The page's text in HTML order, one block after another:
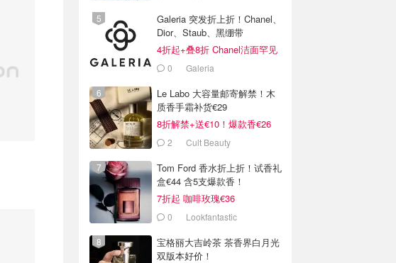
Galeria 突发折上折！Chanel、
Dior、Staub、黑绷带
4折起+叠8折 Chanel洁面罕见
€430 Galeria
Le Labo 大容量邮寄解禁！木
质香手霜补货€29
8折解禁+送€10！爆款香€26
2 Cult Beauty
Tom Ford 香水折上折！试香礼
盒€44 含5支爆款香！
7折起 咖啡玫瑰€36
0 Lookfantastic
宝格丽大吉岭茶 茶香界白月光
双版本好价！